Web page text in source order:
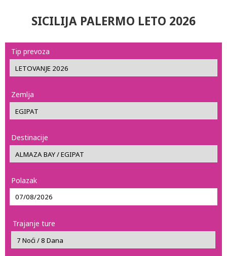
SICILIJA PALERMO LETO 2026
Tip prevoza
Zemlja
Destinacije
Polazak
Trajanje ture